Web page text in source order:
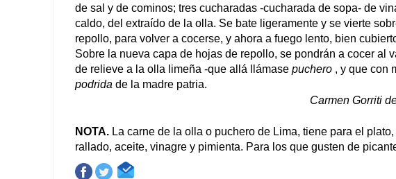
de sal y de cominos; tres cucharadas -cucharada de sopa- de
caldo, del extraído de la olla. Se bate ligeramente y se vierte
repollo, para volver a cocerse, y ahora a fuego lento, bien
Sobre la nueva capa de hojas de repollo, se pondrán a cocer al
de relieve a la olla limeña -que allá llámase puchero , y que con
podrida de la madre patria.
Carmen Gorriti
NOTA. La carne de la olla o puchero de Lima, tiene para el
rallado, aceite, vinagre y pimienta. Para los que gusten de